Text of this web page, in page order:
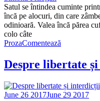
Satul se întindea cuminte
încă pe alocuri, din care
odinioară. Valea încă părea
colo câte
ProzaComentează
Despre libertate
June 26 2017June 29 2017